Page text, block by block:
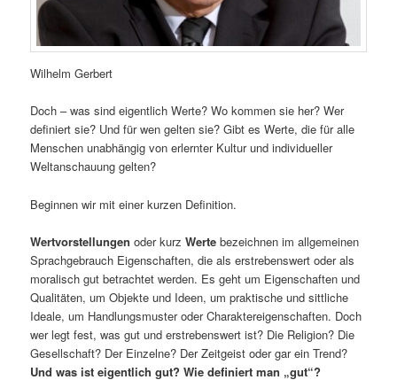
Wilhelm Gerbert
Doch – was sind eigentlich Werte? Wo kommen sie her? Wer
definiert sie? Und für wen gelten sie? Gibt es Werte, die für alle
Menschen unabhängig von erlernter Kultur und individueller
Weltanschauung gelten?
Beginnen wir mit einer kurzen Definition.
Wertvorstellungen oder kurzWerte bezeichnen im allgemeinen
Sprachgebrauch Eigenschaften, die als erstrebenswert oder als
moralisch gut betrachtet werden. Es geht um Eigenschaften und
Qualitäten, um Objekte und Ideen, um praktische und sittliche
Ideale, um Handlungsmuster oder Charaktereigenschaften. Doch
wer legt fest, was gut und erstrebenswert ist? Die Religion? Die
Gesellschaft? Der Einzelne? Der Zeitgeist oder gar ein Trend?
Und was ist eigentlich gut? Wie definiert man „gut“?